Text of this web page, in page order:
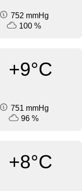
752 mmHg
100 %
+9°C
751 mmHg
96 %
+8°C